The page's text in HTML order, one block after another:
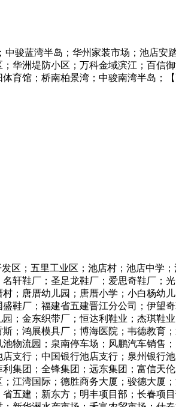
骏蓝湾半岛；华州家装市场；池店安
华洲堤防小区；万科金域滨江；百信
馆；桥南柏景湾；中骏南湾半岛；【
；五里工业区；池店村；池店中学
轩鞋厂；圣足龙鞋厂；爱思奇鞋厂；
唐厝幼儿园；唐厝小学；小白杨幼
鞋厂；福建省五建晋江分公司；伊望
；金东织带厂；恒达利鞋业；杰琪鞋
；鸿展模具厂；博海医院；韦德教育
物流园；泉南停车场；风鹏汽车销售
支行；中国银行池店支行；泉州银行
集团；全锋集团；远东集团；富信天
江湾国际；德胜商务大厦；骏德大厦
五建；新东方；明丰项目部；长春项